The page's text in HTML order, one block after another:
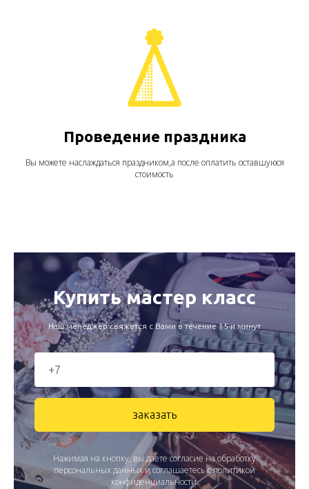
Проведение праздника
Вы можете наслаждаться праздником,а после оплатить оставшуюся
стоимость
Купить мастер класс
Наш менеджер свяжется с Вами в течение 15-и минут
заказать
Нажимая на кнопку, вы даете согласие на обработку
персональных данных и соглашаетесь c политикой
конфиденциальности.